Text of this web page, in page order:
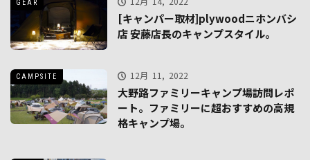
12月 14, 2022
GEAR
[キャンパー取材]plywoodニホンバシ
店 安藤店長のキャンプスタイル。
12月 11, 2022
CAMPSITE
大野路ファミリーキャンプ場訪問レポ
ート。ファミリーに超おすすめの高規
格キャンプ場。